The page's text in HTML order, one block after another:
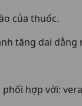
của thuốc.
tăng dai
hợp với: